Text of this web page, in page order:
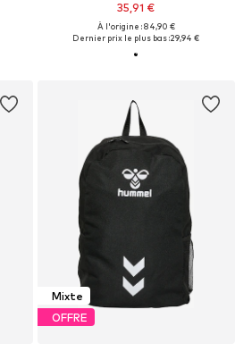
35,91 €
À l'origine : 84,90 €
Dernier prix le plus bas :29,94 €
Mixte
OFFRE